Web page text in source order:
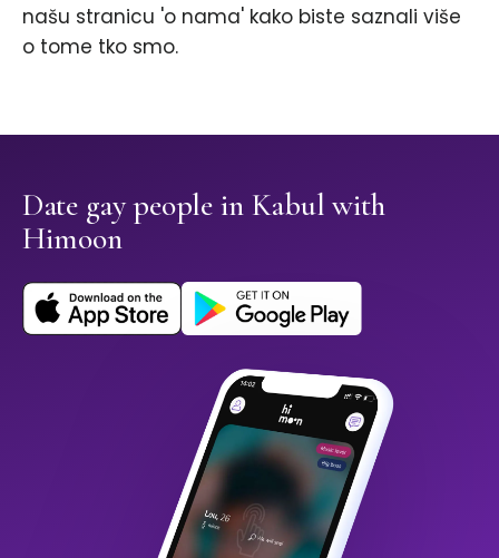
našu stranicu 'o nama' kako biste saznali više
o tome tko smo.
Date gay people in Kabul with
Himoon